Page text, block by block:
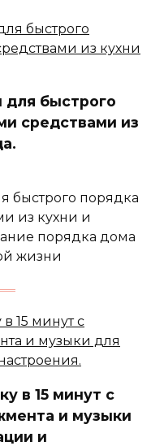
для быстрого
средствами из
быстрого порядка
из кухни и
порядка дома
жизни
в 15 минут с
и музыки
и